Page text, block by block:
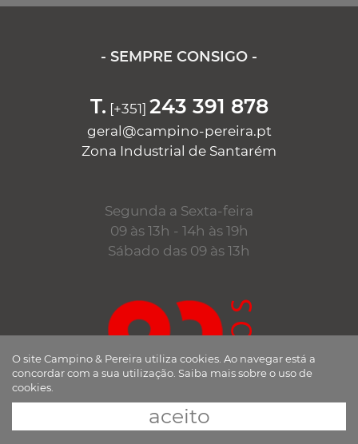
- SEMPRE CONSIGO -
T. [+351] 243 391 878
geral@campino-pereira.pt
Zona Industrial de Santarém
Segunda a Sexta-feira
09 às 13h - 14h às 19h
Sábado das 09 às 13h
desde 1998
O site Campino & Pereira utiliza cookies. Ao navegar está a
concordar com a sua utilização. Saiba mais sobre o uso de
cookies.
aceito